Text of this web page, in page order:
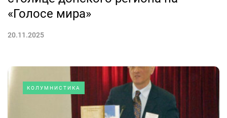
«Голосе мира»
20.11.2025
КОЛУМНИСТИКА